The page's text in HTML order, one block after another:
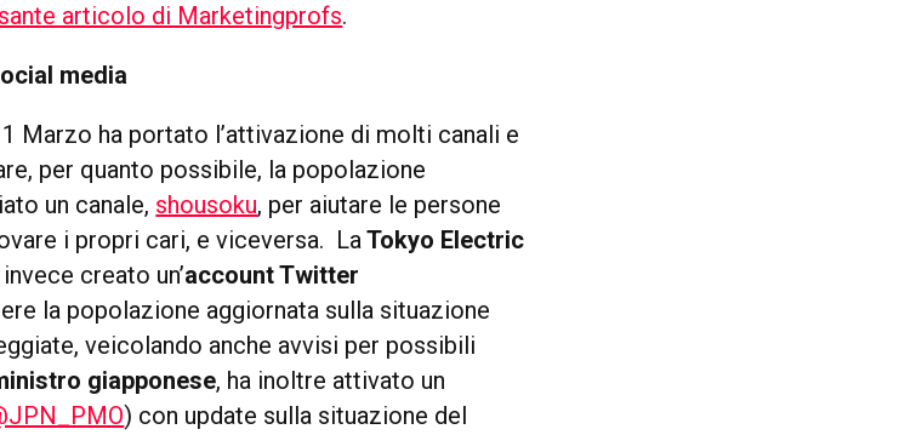
articolo di Marketingprofs.
media
Marzo ha portato l’attivazione di molti canali e
per quanto possibile, la popolazione
un canale, shousoku, per aiutare le persone
i propri cari, e viceversa. LaTokyo Electric
creato un’account Twitter
la popolazione aggiornata sulla situazione
veicolando anche avvisi per possibili
giapponese, ha inoltre attivato un
) con update sulla situazione del